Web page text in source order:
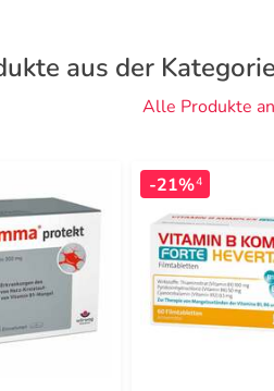
aus der
Alle Produkte
-21%4